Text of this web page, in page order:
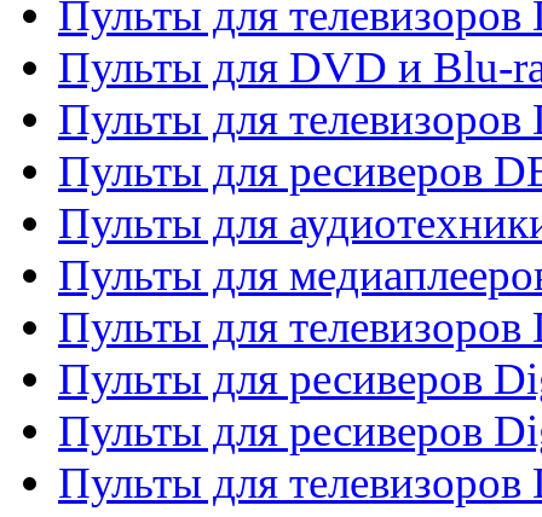
Пульты для
Пульты для DVD и Blu-
Пульты для телевизоров
Пульты для ресиверов
Пульты для
Пульты для
Пульты для телевизоров
Пульты для ресиверов
Пульты для ресиверов
Пульты для